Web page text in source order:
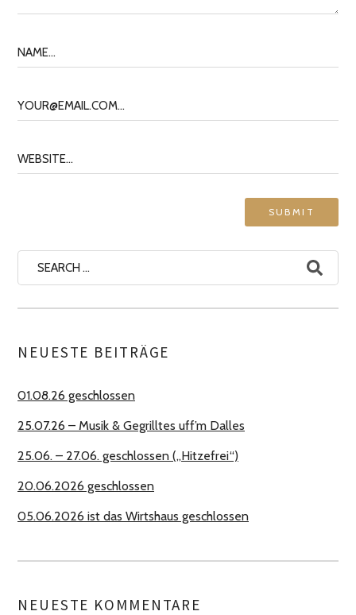
Search
for:
NEUESTE BEITRÄGE
01.08.26 geschlossen
25.07.26 – Musik & Gegrilltes uff’m Dalles
25.06. – 27.06. geschlossen („Hitzefrei“)
20.06.2026 geschlossen
05.06.2026 ist das Wirtshaus geschlossen
NEUESTE KOMMENTARE